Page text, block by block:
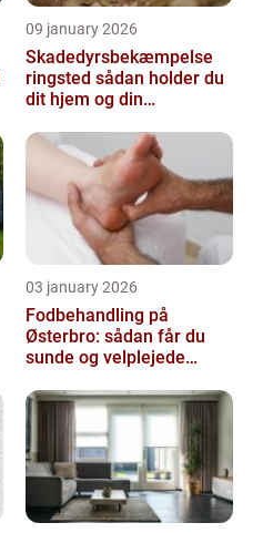
09 january 2026
Skadedyrsbekæmpelse
ringsted sådan holder du
dit hjem og din
gæster
03 january 2026
Fodbehandling på
Østerbro: sådan får du
sunde og velplejede